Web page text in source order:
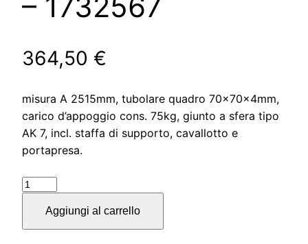
364,50 €
misura A 2515mm, tubolare quadro 70x70x4mm,
carico d’appoggio cons. 75kg, giunto a sfera tipo
AK 7, incl. staffa di supporto, cavallotto e
portapresa.
Timone
Aggiungi al carrello